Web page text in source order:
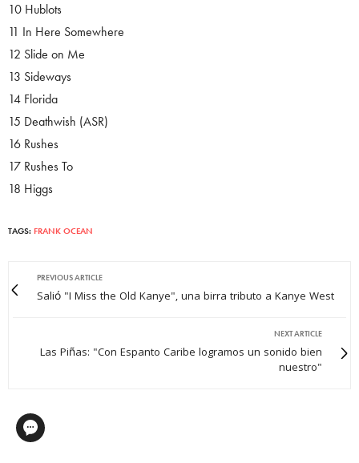
10 Hublots
11 In Here Somewhere
12 Slide on Me
13 Sideways
14 Florida
15 Deathwish (ASR)
16 Rushes
17 Rushes To
18 Higgs
TAGS: FRANK OCEAN
PREVIOUS ARTICLE
Salió "I Miss the Old Kanye", una birra tributo a Kanye West
NEXT ARTICLE
Las Piñas: "Con Espanto Caribe logramos un sonido bien
nuestro"